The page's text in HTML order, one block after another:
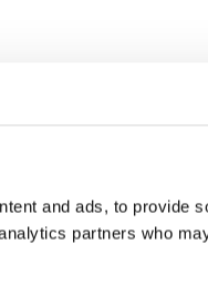
and ads, to provide
partners who